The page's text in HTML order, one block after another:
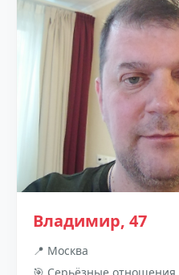
Владимир, 47
📍 Москва